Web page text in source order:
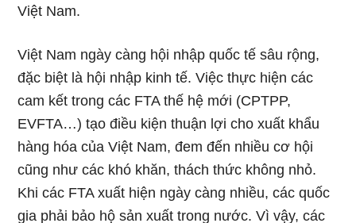
Việt Nam.
Việt Nam ngày càng hội nhập quốc tế sâu rộng,
đặc biệt là hội nhập kinh tế. Việc thực hiện các
cam kết trong các FTA thế hệ mới (CPTPP,
EVFTA…) tạo điều kiện thuận lợi cho xuất khẩu
hàng hóa của Việt Nam, đem đến nhiều cơ hội
cũng như các khó khăn, thách thức không nhỏ.
Khi các FTA xuất hiện ngày càng nhiều, các quốc
gia phải bảo hộ sản xuất trong nước. Vì vậy, các